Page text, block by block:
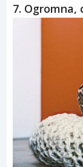
7. Ogromna,